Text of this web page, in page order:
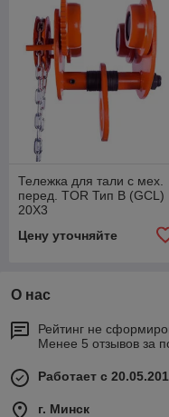
Тележка для тали с мех.
перед. TOR Тип В (GCL)
20Х3
Цену уточняйте
О нас
Рейтинг не
Менее 5 отзывов за
Работает с
г. Минск